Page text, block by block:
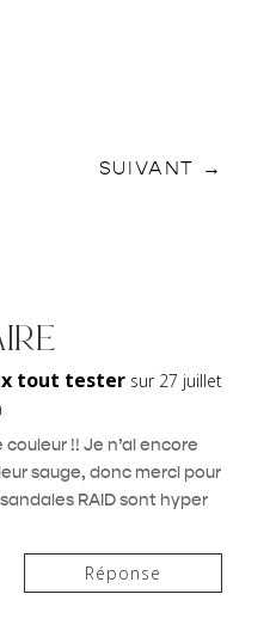
SUIVANT →
tout tester sur 27 juillet
couleur !! Je n’ai encore
sauge, donc merci pour
RAID sont hyper
Réponse